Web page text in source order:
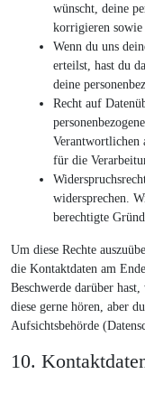
wünscht, deine
korrigieren sowie
Wenn du uns
erteilst, hast du
deine
Recht auf
Verantwortlichen
für die
widersprechen.
berechtigte
Um diese Rechte
die Kontaktdaten am
Beschwerde darüber
diese gerne hören, aber
Aufsichtsbehörde
10.